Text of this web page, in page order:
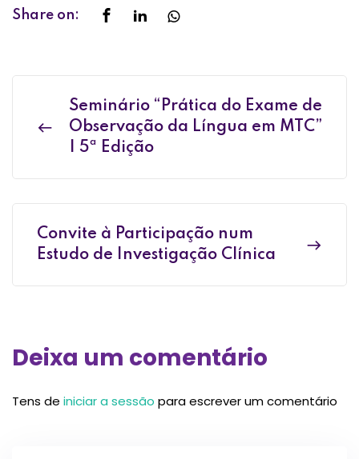
Share on:
Seminário “Prática do Exame de
Observação da Língua em MTC”
| 5ª Edição
Convite à Participação num
Estudo de Investigação Clínica
Deixa um comentário
Tens de iniciar a sessão para escrever um comentário